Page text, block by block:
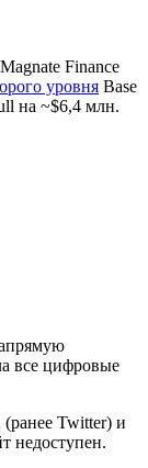
Finance
уровня Base
на ~$6,4 млн.
все цифровые
Twitter) и
недоступен.